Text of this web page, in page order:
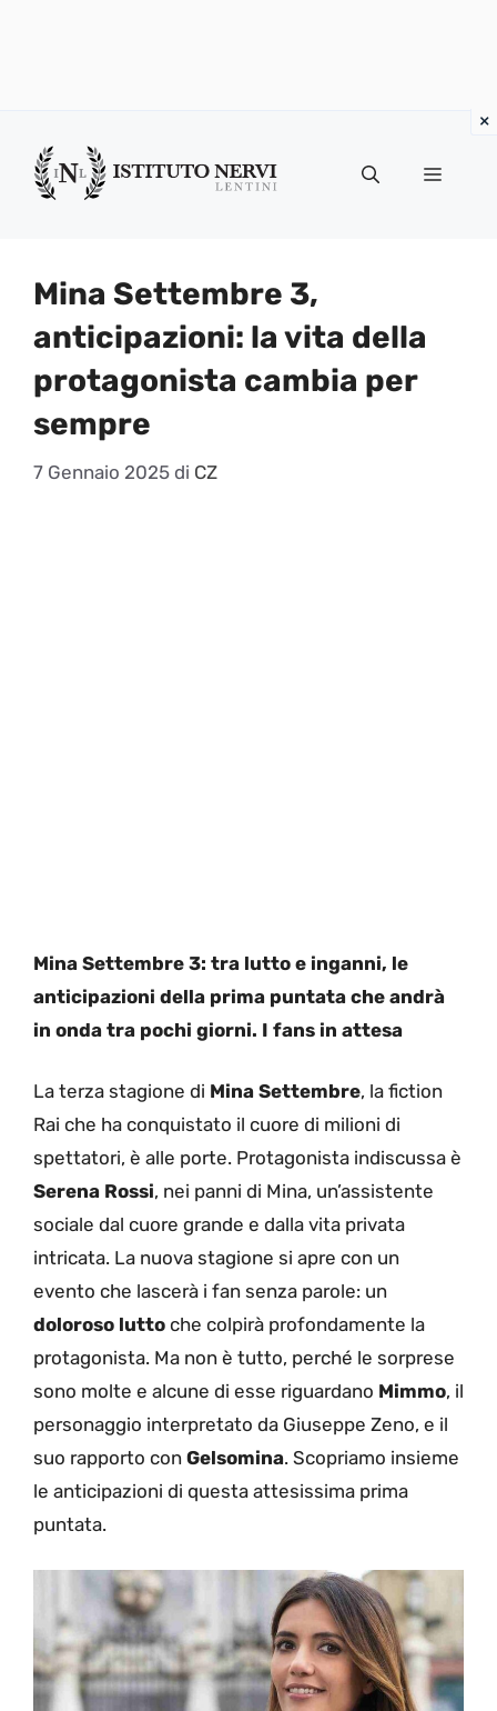
contenuto
Menu
Mina Settembre 3,
anticipazioni: la vita della
protagonista cambia per
sempre
7 Gennaio 2025 di CZ
Mina Settembre 3: tra lutto e inganni, le
anticipazioni della prima puntata che andrà
in onda tra pochi giorni. I fans in attesa
La terza stagione di Mina Settembre, la fiction
Rai che ha conquistato il cuore di milioni di
spettatori, è alle porte. Protagonista indiscussa è
Serena Rossi, nei panni di Mina, un’assistente
sociale dal cuore grande e dalla vita privata
intricata. La nuova stagione si apre con un
evento che lascerà i fan senza parole: un
doloroso lutto che colpirà profondamente la
protagonista. Ma non è tutto, perché le sorprese
sono molte e alcune di esse riguardano Mimmo, il
personaggio interpretato da Giuseppe Zeno, e il
suo rapporto con Gelsomina. Scopriamo insieme
le anticipazioni di questa attesissima prima
puntata.